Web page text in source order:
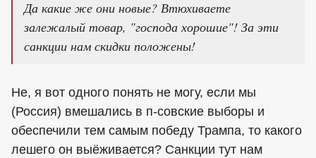
Да какие же они новые? Втюхиваете
залежалый товар, "господа хорошие"! За эти
санкции нам скидки положены!
Не, я вот одного понять не могу, если мы
(Россия) вмешались в п-совские выборы и
обеспечили тем самым победу Трампа, то какого
лешего он выёживается? Санкции тут нам